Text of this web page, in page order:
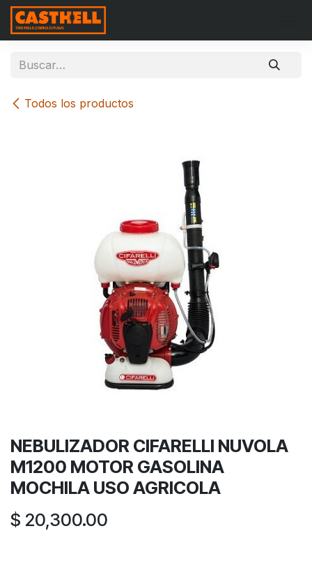
Ir al contenido
Todos los productos
NEBULIZADOR CIFARELLI NUVOLA
M1200 MOTOR GASOLINA
MOCHILA USO AGRICOLA
$ 20,300.00